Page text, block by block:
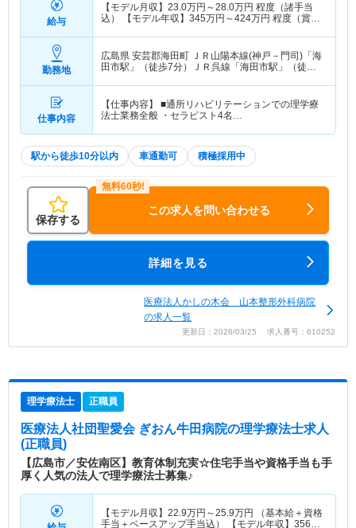
給与
【モデル月収】 23.0万円～28.0万円 程度（諸手当
込） 【モデル年収】 345万円～424万円 程度（賞与
勤務地
広島県 安芸郡海田町
ＪＲ山陽本線(神戸－門司)「海
田市駅」（徒歩7分）ＪＲ呉線「海田市駅」（徒歩7
仕事内容
【仕事内容】 ■通所リハビリテーションでの理学療
法士業務全般 ・セラピスト4名…
駅から徒歩10分以内 車通勤可 積極採用中
保存する
この求人を問い合わせる
詳細を見る
医療法人かしの木会 山本整形外科病院
の求人一覧
更新日：2026/03/25 求人番号：610252
理学療法士 正職員
医療法人社団聖愛会 ぎおん牛田病院の理学療法士求人
(正職員)
【広島市／安佐南区】教育体制充実☆住宅手当や資格手当も手
厚く人気の法人で理学療法士募集♪
【モデル月収】 22.9万円～25.9万円 （基本給＋資格
手当＋ベースアップ手当込） 【モデル年収】 356